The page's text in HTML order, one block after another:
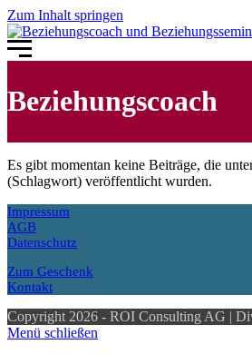
Zum Inhalt springen
Beziehungscoach
Es gibt momentan keine Beiträge, die
(Schlagwort) veröffentlicht wurden.
Impressum
AGB
Datenschutz
Zum Geschenk
Kontakt
Copyright 2026 - ROI Consulting AG |
Menü schließen